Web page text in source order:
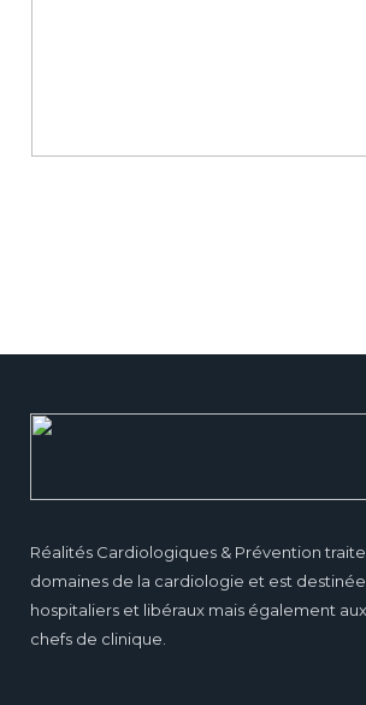
Réalités Cardiologiques & Prévention
domaines de la cardiologie et est
hospitaliers et libéraux mais également
chefs de clinique.